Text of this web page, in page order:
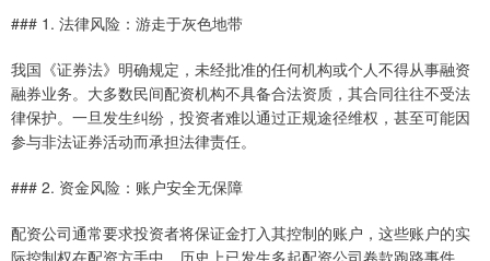
### 1. 法律风险：游走于灰色地带
我国《证券法》明确规定，未经批准的任何机构或个人不得从事融资
融券业务。大多数民间配资机构不具备合法资质，其合同往往不受法
律保护。一旦发生纠纷，投资者难以通过正规途径维权，甚至可能因
参与非法证券活动而承担法律责任。
### 2. 资金风险：账户安全无保障
配资公司通常要求投资者将保证金打入其控制的账户，这些账户的实
际控制权在配资方手中。历史上已发生多起配资公司卷款跑路事件，